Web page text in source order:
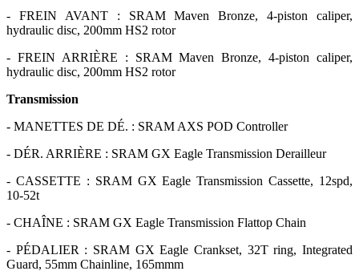
- FREIN AVANT : SRAM Maven Bronze, 4-piston caliper,
hydraulic disc, 200mm HS2 rotor
- FREIN ARRIÈRE : SRAM Maven Bronze, 4-piston caliper,
hydraulic disc, 200mm HS2 rotor
Transmission
- MANETTES DE DÉ. : SRAM AXS POD Controller
- DÉR. ARRIÈRE : SRAM GX Eagle Transmission Derailleur
- CASSETTE : SRAM GX Eagle Transmission Cassette, 12spd,
10-52t
- CHAÎNE : SRAM GX Eagle Transmission Flattop Chain
- PÉDALIER : SRAM GX Eagle Crankset, 32T ring, Integrated
Guard, 55mm Chainline, 165mmm